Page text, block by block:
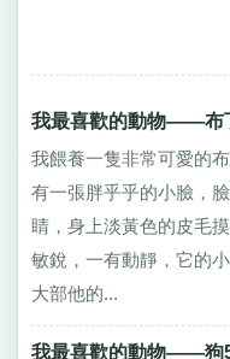
我最喜歡的動物——布
我餵養一隻非常可愛的
有一張胖乎乎的小臉，
睛，身上淡黃色的皮毛
敏銳，一有動靜，它的
大部他的...
我最喜歡的動物——狗